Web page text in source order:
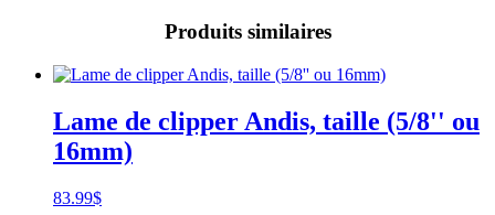
Produits similaires
Lame de clipper Andis, taille (5/8'' ou
16mm)
83.99$